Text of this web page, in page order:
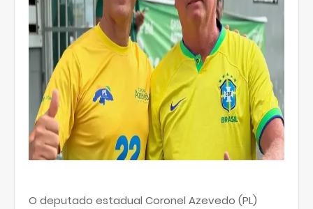
O deputado estadual Coronel Azevedo (PL)